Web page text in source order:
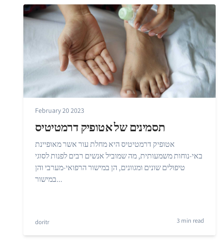
February 20 2023
תסמינים של אטופיק דרמטיטיס
אטופיק דרמטיטיס היא מחלת עור אשר מאופיינת
באי-נוחות משמעותית, מה שמוביל אנשים רבים לפנות לסוגי
טיפולים שונים ומגוונים, הן במישור הרפואי-מערבי והן
במישור...
doritr 3 min read